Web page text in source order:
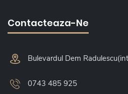
Contacteaza-Ne
Bulevardul Dem
0743 485 925